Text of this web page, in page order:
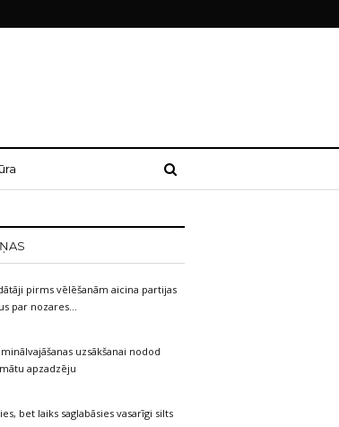
pirms vēlēšanām aicina partijas
par nozares…
uzsākšanai nodod
apzadzēju
bet laiks saglabāsies vasarīgi silts